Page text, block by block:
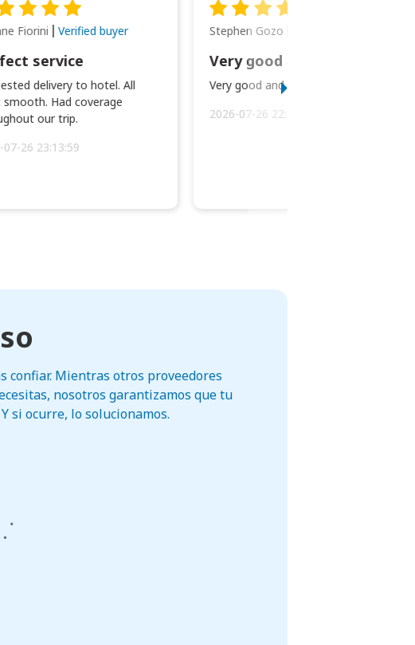
Fiorini Verified buyer
service
delivery to hotel. All
Had coverage
our trip.
07-26 23:13:59
Stephen Gozo
Very good and prompt service.
2026-07-26 22:43:45
confiar. Mientras otros proveedores
nosotros garantizamos que tu
si ocurre, lo solucionamos.